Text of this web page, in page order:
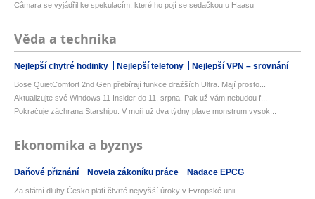
Câmara se vyjádřil ke spekulacím, které ho pojí se sedačkou u Haasu
Věda a technika
Nejlepší chytré hodinky Nejlepší telefony Nejlepší VPN – srovnání
Bose QuietComfort 2nd Gen přebírají funkce dražších Ultra. Mají prosto...
Aktualizujte své Windows 11 Insider do 11. srpna. Pak už vám nebudou f...
Pokračuje záchrana Starshipu. V moři už dva týdny plave monstrum vysok...
Ekonomika a byznys
Daňové přiznání Novela zákoníku práce Nadace EPCG
Za státní dluhy Česko platí čtvrté nejvyšší úroky v Evropské unii